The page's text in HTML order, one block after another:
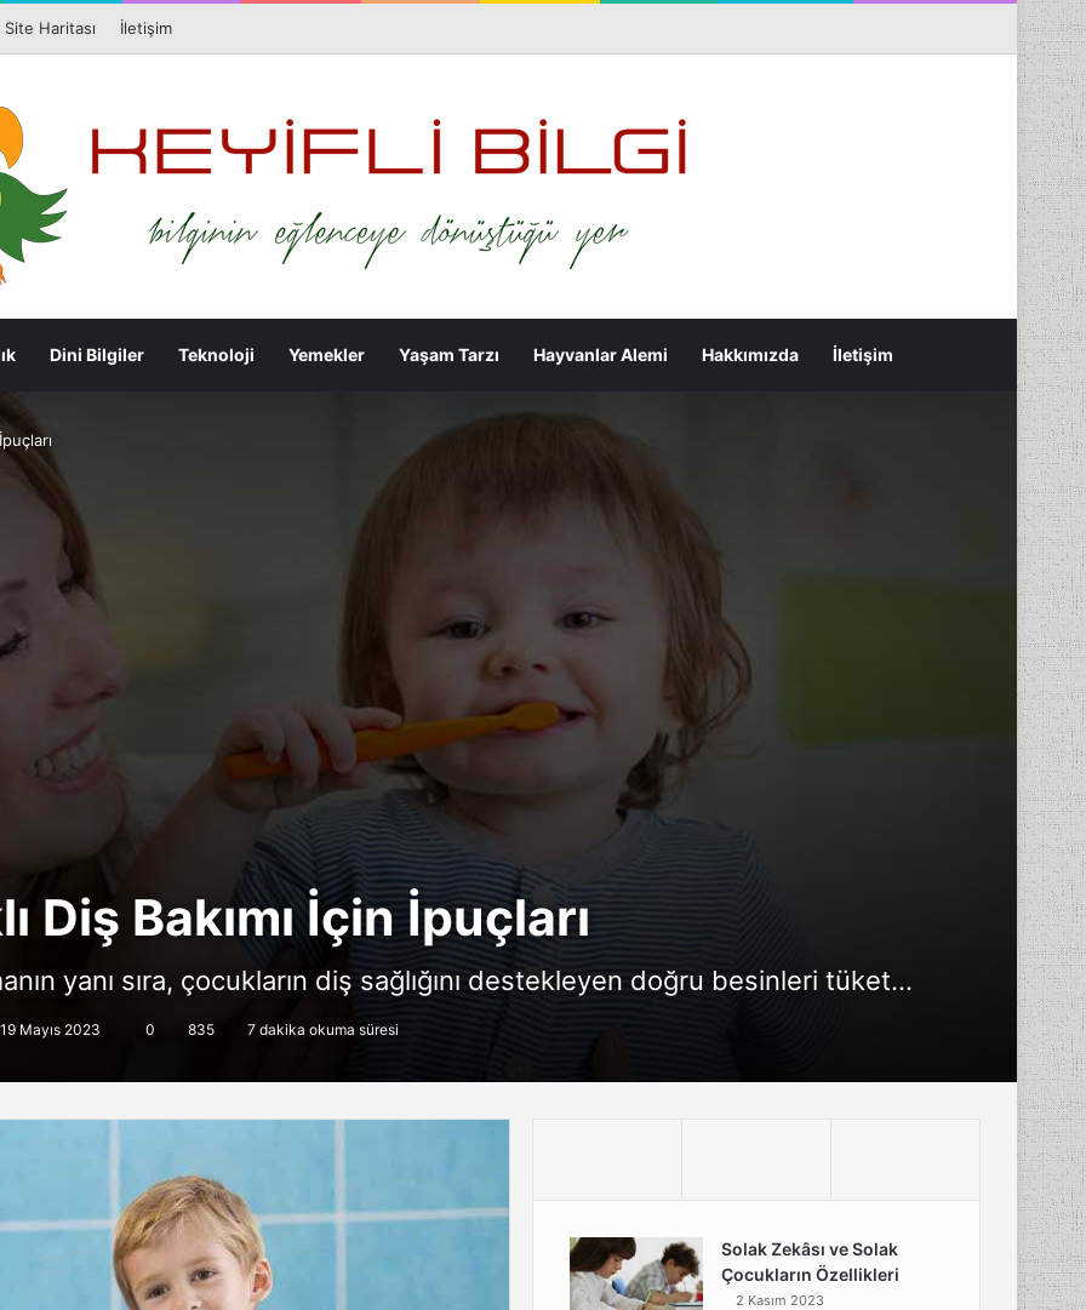
Site Haritası İletişim
Dini Bilgiler Teknoloji Yemekler Yaşam Tarzı Hayvanlar Alemi Hakkımızda İletişim
Diş Bakımı İçin İpuçları
yanı sıra, çocukların diş sağlığını destekleyen doğru besinleri tüket...
Mayıs 2023 0 835 7 dakika okuma süresi
Solak Zekâsı ve Solak
Çocukların Özellikleri
2 Kasım 2023